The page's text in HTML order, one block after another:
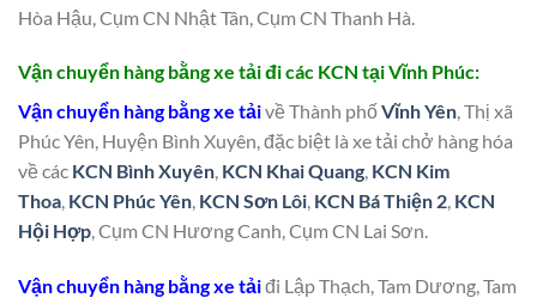
Hòa Hậu, Cụm CN Nhật Tân, Cụm CN Thanh Hà.
Vận chuyển hàng bằng xe tải đi các KCN tại Vĩnh Phúc:
Vận chuyển hàng bằng xe tảivề Thành phốVĩnh Yên, Thị xã
Phúc Yên, Huyện Bình Xuyên, đặc biệt là xe tải chở hàng hóa
về các KCN Bình Xuyên, KCN Khai Quang, KCN Kim
Thoa, KCN Phúc Yên, KCN Sơn Lôi, KCN Bá Thiện 2, KCN
Hội Hợp, Cụm CN Hương Canh, Cụm CN Lai Sơn.
Vận chuyển hàng bằng xe tảiđi Lập Thạch, Tam Dương, Tam